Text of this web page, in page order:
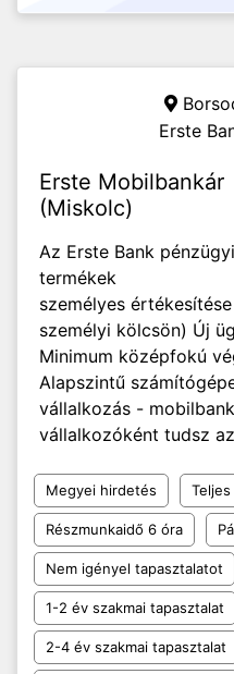
Erste
Erste Mobilbankár
(Miskolc)
Az Erste Bank pénzügyi
termékek
személyes
személyi kölcsön) Új
Minimum középfokú
Alapszintű
vállalkozás -
vállalkozóként tudsz
Megyei hirdetés
Részmunkaidő 6 óra
Nem igényel tapasztalatot
1-2 év szakmai tapasztalat
2-4 év szakmai tapasztalat